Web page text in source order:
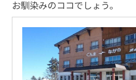
お馴染みのココでしょう。